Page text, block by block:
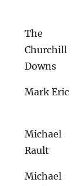
The
Churchill
Downs
Mark Eric
Michael
Rault
Michael